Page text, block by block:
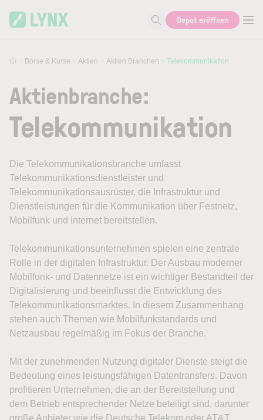
Suche nach Aktie, Autor...
Depot eröffnen
Börse & Kurse Aktien Aktien Branchen Telekommunikation
Aktienbranche:
Telekommunikation
Die Telekommunikationsbranche umfasst
Telekommunikationsdienstleister und
Telekommunikationsausrüster, die Infrastruktur und
Dienstleistungen für die Kommunikation über Festnetz,
Mobilfunk und Internet bereitstellen.
Telekommunikationsunternehmen spielen eine zentrale
Rolle in der digitalen Infrastruktur. Der Ausbau moderner
Mobilfunk- und Datennetze ist ein wichtiger Bestandteil der
Digitalisierung und beeinflusst die Entwicklung des
Telekommunikationsmarktes. In diesem Zusammenhang
stehen auch Themen wie Mobilfunkstandards und
Netzausbau regelmäßig im Fokus der Branche.
Mit der zunehmenden Nutzung digitaler Dienste steigt die
Bedeutung eines leistungsfähigen Datentransfers. Davon
profitieren Unternehmen, die an der Bereitstellung und
dem Betrieb entsprechender Netze beteiligt sind, darunter
große Anbieter wie die Deutsche Telekom oder AT&T.